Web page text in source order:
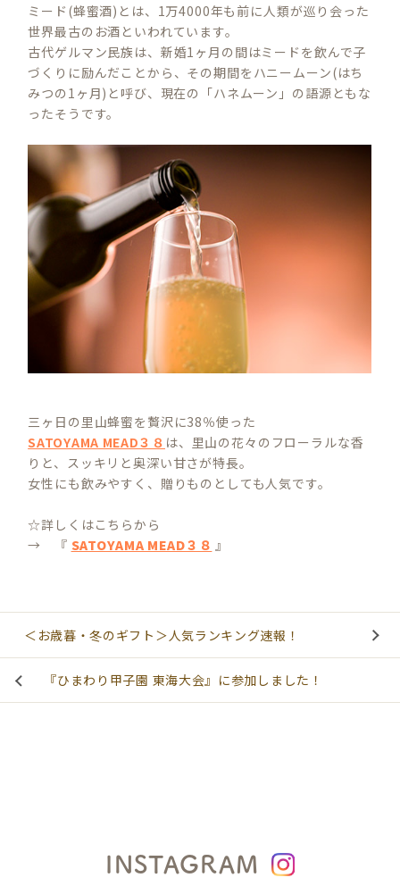
ミード(蜂蜜酒)とは、1万4000年も前に人類が巡り会った
世界最古のお酒といわれています。
古代ゲルマン民族は、新婚1ヶ月の間はミードを飲んで子
づくりに励んだことから、その期間をハニームーン(はち
みつの1ヶ月)と呼び、現在の「ハネムーン」の語源ともな
ったそうです。
三ヶ日の里山蜂蜜を贅沢に38％使った
SATOYAMA MEAD３８ は、里山の花々のフローラルな香
りと、スッキリと奥深い甘さが特長。
女性にも飲みやすく、贈りものとしても人気です。
☆詳しくはこちらから
→ 『 SATOYAMA MEAD３８ 』
＜お歳暮・冬のギフト＞人気ランキング速報！
『ひまわり甲子園 東海大会』に参加しました！
INSTAGRAM